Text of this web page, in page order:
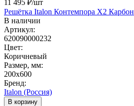
11 495 ₽/шт
Решётка Italon Контемпора X2 Карбон
В наличии
Артикул:
620090000232
Цвет:
Коричневый
Размер, мм:
200x600
Бренд:
Italon (Россия)
В корзину